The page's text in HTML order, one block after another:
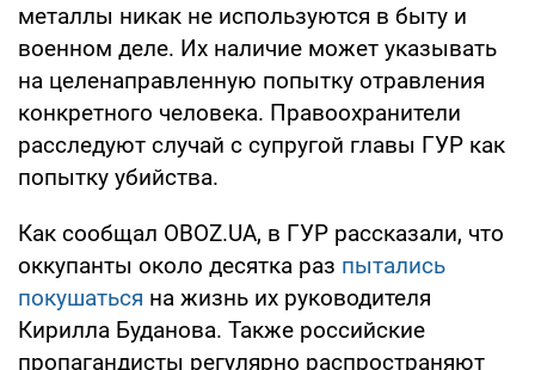
металлы никак не используются в быту и
военном деле. Их наличие может указывать
на целенаправленную попытку отравления
конкретного человека. Правоохранители
расследуют случай с супругой главы ГУР как
попытку убийства.
Как сообщал OBOZ.UA, в ГУР рассказали, что
оккупанты около десятка раз пытались
покушаться на жизнь их руководителя
Кирилла Буданова. Также российские
пропагандисты регулярно распространяют